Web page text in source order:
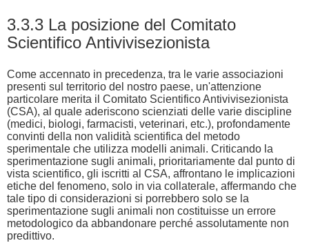
3.3.3 La posizione del Comitato
Scientifico Antivivisezionista
Come accennato in precedenza, tra le varie associazioni
presenti sul territorio del nostro paese, un'attenzione
particolare merita il Comitato Scientifico Antivivisezionista
(CSA), al quale aderiscono scienziati delle varie discipline
(medici, biologi, farmacisti, veterinari, etc.), profondamente
convinti della non validità scientifica del metodo
sperimentale che utilizza modelli animali. Criticando la
sperimentazione sugli animali, prioritariamente dal punto di
vista scientifico, gli iscritti al CSA, affrontano le implicazioni
etiche del fenomeno, solo in via collaterale, affermando che
tale tipo di considerazioni si porrebbero solo se la
sperimentazione sugli animali non costituisse un errore
metodologico da abbandonare perché assolutamente non
predittivo.